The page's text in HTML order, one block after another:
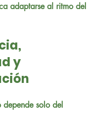
adaptarse al ritmo del
y
depende solo del